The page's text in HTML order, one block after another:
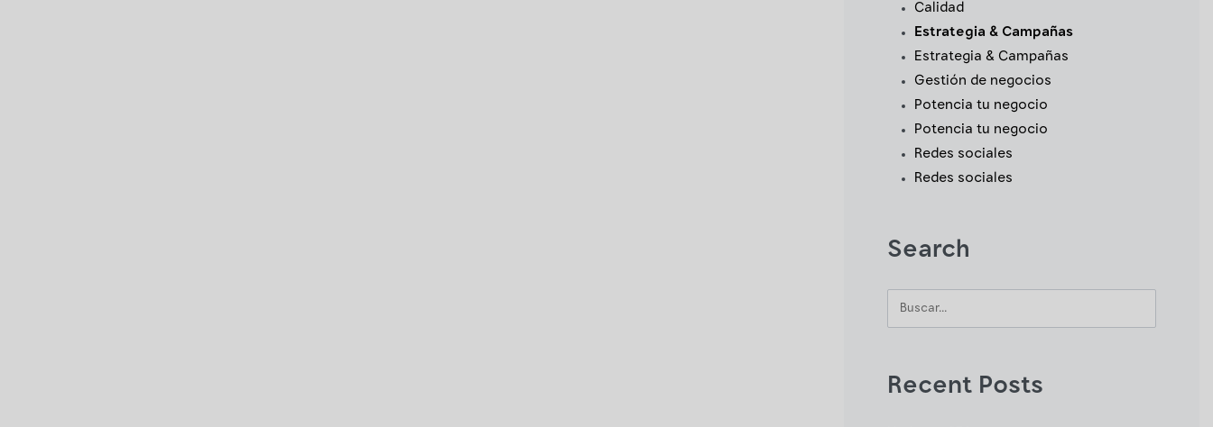
Calidad
Estrategia & Campañas
Estrategia & Campañas
Gestión de negocios
Potencia tu negocio
Potencia tu negocio
Redes sociales
Redes sociales
Search
Recent Posts